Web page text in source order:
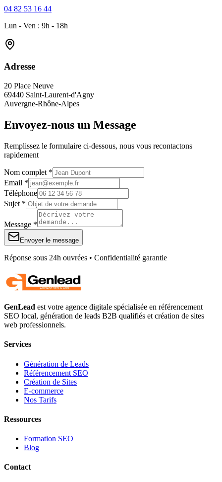
04 82 53 16 44
Lun - Ven : 9h - 18h
Adresse
20 Place Neuve
69440 Saint-Laurent-d'Agny
Auvergne-Rhône-Alpes
Envoyez-nous un Message
Remplissez le formulaire ci-dessous, nous vous recontactons
rapidement
Nom complet *
Email *
Téléphone
Sujet *
Message *
Envoyer le message
Réponse sous 24h ouvrées • Confidentialité garantie
GenLead est votre agence digitale spécialisée en référencement
SEO local, génération de leads B2B qualifiés et création de sites
web professionnels.
Services
Génération de Leads
Référencement SEO
Création de Sites
E-commerce
Nos Tarifs
Ressources
Formation SEO
Blog
Contact